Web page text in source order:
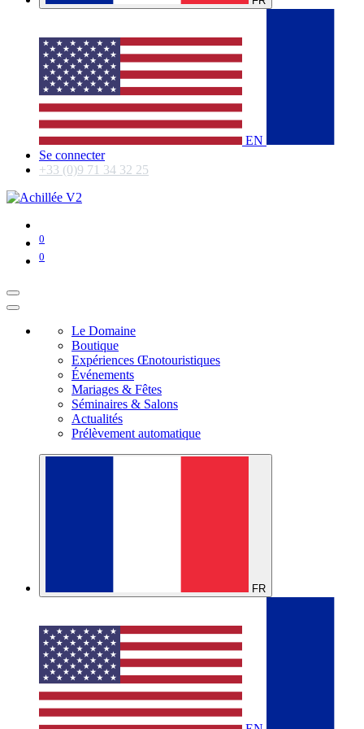
EN
Se connecter
+33 (0)9 71 34 32 25
0
0
Le Domaine
Boutique
Expériences Œnotouristiques
Événements
Mariages & Fêtes
Séminaires & Salons
Actualités
Prélèvement automatique
FR